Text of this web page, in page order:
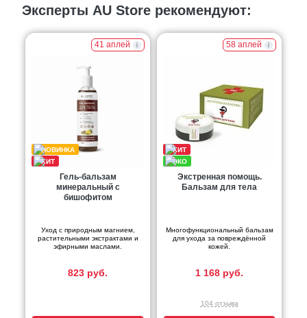
Эксперты AU Store рекомендуют:
41 аплей
Гель-бальзам
минеральный с
бишофитом
Уход с природным магнием,
растительными экстрактами и
эфирными маслами.
823 руб.
58 аплей
Экстренная помощь.
Бальзам для тела
Многофункциональный бальзам
для ухода за повреждённой
кожей.
1 168 руб.
104 отзыва